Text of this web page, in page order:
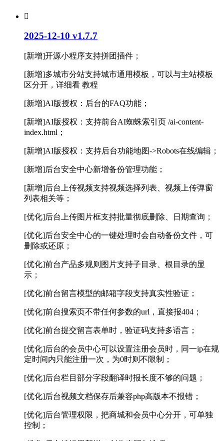

2025-12-10 v1.7.7
[新增]开源小程序支持拼团插件；
[新增]多城市分站支持城市通用模板，可以与主站模板
区分开，详细看 教程
[新增]AI版授权：后台的FAQ功能；
[新增]AI版授权：支持前台AI蜘蛛索引页 /ai-content-
index.html；
[新增]AI版授权：支持后台功能地图->Robots在线编辑；
[新增]后台安全中心新增备份管理功能；
[新增]后台上传视频支持视频选择列表、视频上传弹窗
列表相关等；
[优化]后台上传图片框支持批量彻底删除、日期查询；
[优化]后台安全中心的一键处理时会自动备份文件，可
删除或还原；
[优化]前台产品多规则图片支持子目录、根目录的显
示；
[优化]前台留言模型的邮箱字段支持真实性验证；
[优化]前台搜索页不带任何参数的url，直接报404；
[优化]前台提交留言表单时，验证码支持多语言；
[优化]后台的会员中心可以设置注册会员时，同一ip在规
定时间内只能注册一次，为0时则不限制；
[优化]后台栏目部分字段翻译时报长度不够的问题；
[优化]后台视频文档保存后兼容php高版本不报错；
[优化]后台管理权限，把商城和会员中心分开，可单独
控制；